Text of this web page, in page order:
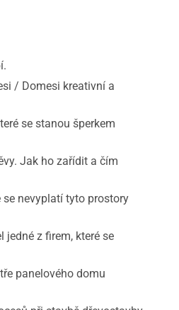
/ Domesi kreativní a
se stanou šperkem
Jak ho zařídit a čím
nevyplatí tyto prostory
z firem, které se
panelového domu